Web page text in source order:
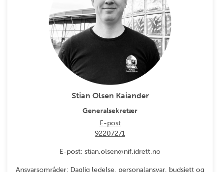
Stian Olsen Kaiander
Generalsekretær
E-post
92207271
E-post: stian.olsen@nif.idrett.no
Ansvarsområder: Daglig ledelse, personalansvar, budsjett og